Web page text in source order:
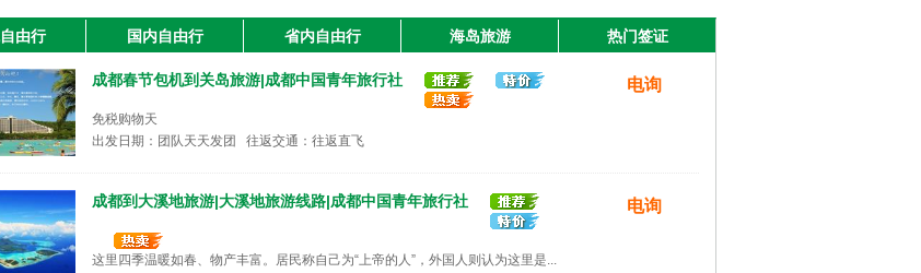
成都中青旅自有产品|九寨沟、黄龙、熊猫乐园三日游|中青社总社发团
成都中青旅发团不转团|九寨沟黄龙动车三日游
由行 国内自由行 省内自由行 海岛旅游 热门签证
成都春节包机到关岛旅游|成都中国青年旅行社
免税购物天
出发日期：团队天天发团 往返交通：往返直飞
电询
成都到大溪地旅游|大溪地旅游线路|成都中国青年旅行社
这里四季温暖如春、物产丰富。居民称自己为“上帝的人”，外国人则认为这里是...
电询